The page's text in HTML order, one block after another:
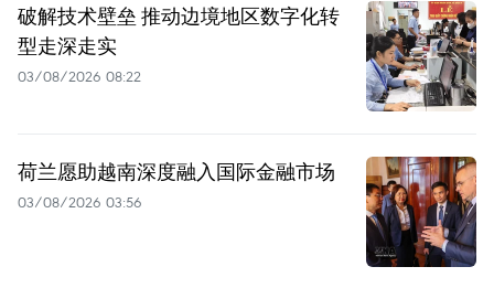
破解技术壁垒 推动边境地区数字化转
型走深走实
03/08/2026 08:22
荷兰愿助越南深度融入国际金融市场
03/08/2026 03:56